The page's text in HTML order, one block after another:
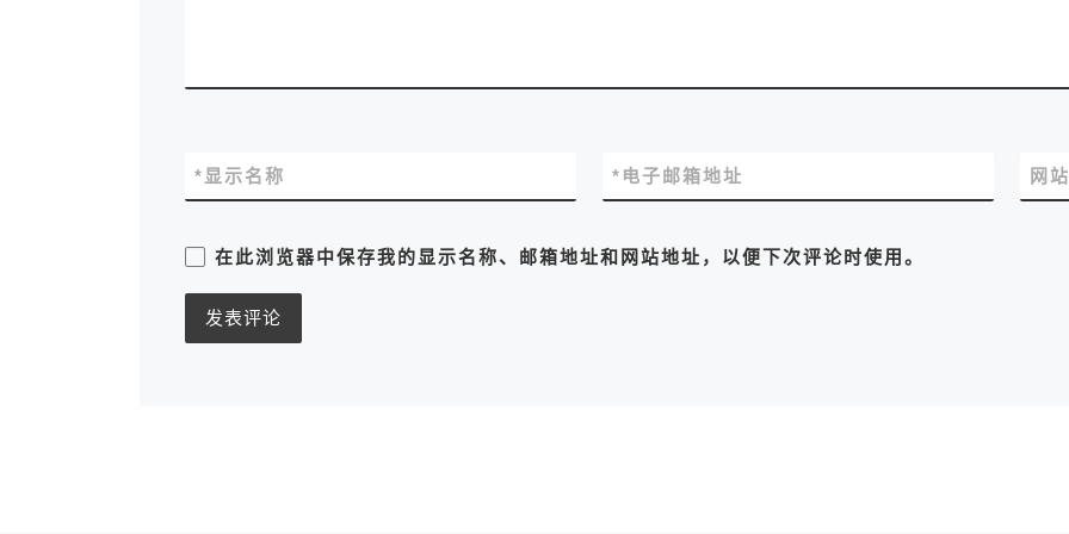
显示名称
* 电子邮箱地址
* 网
在此浏览器中保存我的显示名称、邮箱地址和网站地址，以便下次评论时使用。